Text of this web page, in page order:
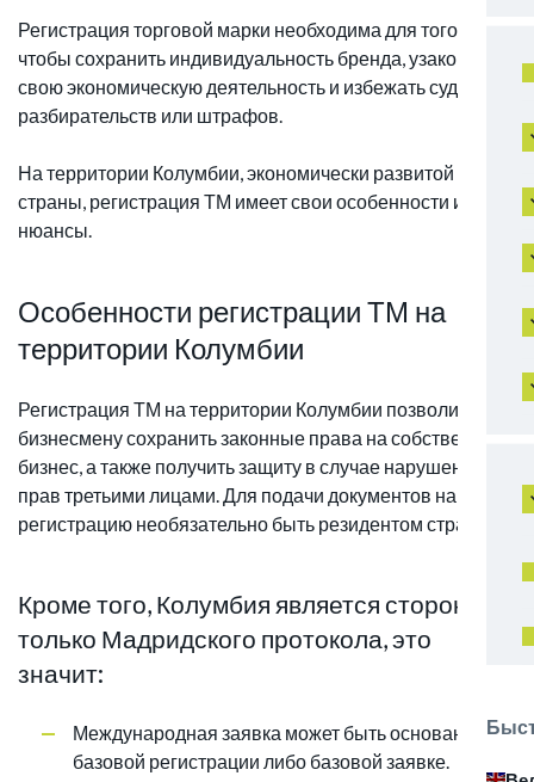
Регистрация торговой марки необходима для того,
чтобы сохранить индивидуальность бренда, узаконить
свою экономическую деятельность и избежать судебных
разбирательств или штрафов.
На территории Колумбии, экономически развитой
страны, регистрация ТМ имеет свои особенности и
нюансы.
Особенности регистрации ТМ на
территории Колумбии
Регистрация ТМ на территории Колумбии позволит
бизнесмену сохранить законные права на собственный
бизнес, а также получить защиту в случае нарушения его
прав третьими лицами. Для подачи документов на
регистрацию необязательно быть резидентом страны.
Кроме того, Колумбия является стороной
только Мадридского протокола, это
значит:
Международная заявка может быть основана на
базовой регистрации либо базовой заявке.